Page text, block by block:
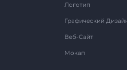
Логотип
Графический
Веб-Сайт
Мокап